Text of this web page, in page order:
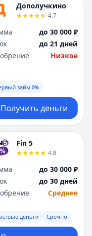
Дополучкино
4.7
до 30 000 ₽
до 21 дней
Низкое
займ 0%
Получить деньги
Fin 5
4.8
до 30 000 ₽
до 30 дней
Среднее
деньги Срочно